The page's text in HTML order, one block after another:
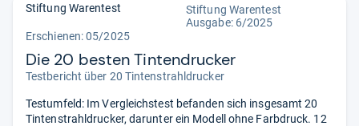
Stiftung Warentest
Stiftung Warentest
Ausgabe: 6/2025
Erschienen: 05/2025
Die 20 besten Tintendrucker
Testbericht über 20 Tintenstrahldrucker
Testumfeld: Im Vergleichstest befanden sich insgesamt 20
Tintenstrahldrucker, darunter ein Modell ohne Farbdruck. 12